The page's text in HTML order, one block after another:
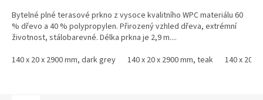
Bytelné plné terasové prkno z vysoce kvalitního WPC materiálu 60
% dřevo a 40 % polypropylen. Přirozený vzhled dřeva, extrémní
životnost, stálobarevné. Délka prkna je 2,9 m....
140 x 20 x 2900 mm, dark grey
140 x 20 x 2900 mm, teak 140 x 20 x